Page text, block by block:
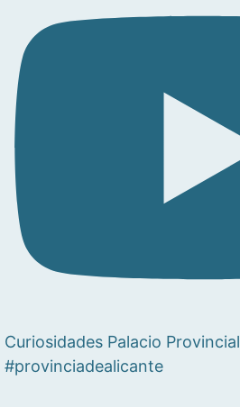
Curiosidades Palacio Provincial
#provinciadealicante